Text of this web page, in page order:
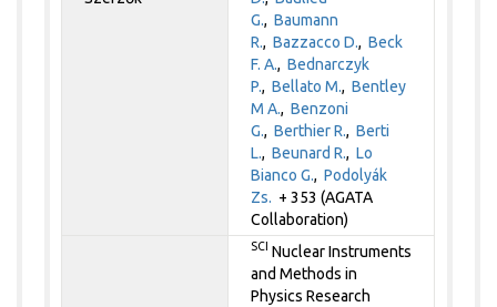
G.,Baumann
R.,Bazzacco D.,Beck
F. A.,Bednarczyk
P.,Bellato M.,Bentley
M A.,Benzoni
G.,Berthier R.,Berti
L.,Beunard R.,Lo
Bianco G.,Podolyák
Zs. + 353 (AGATA
Collaboration)
SCI Nuclear Instruments
and Methods in
Physics Research